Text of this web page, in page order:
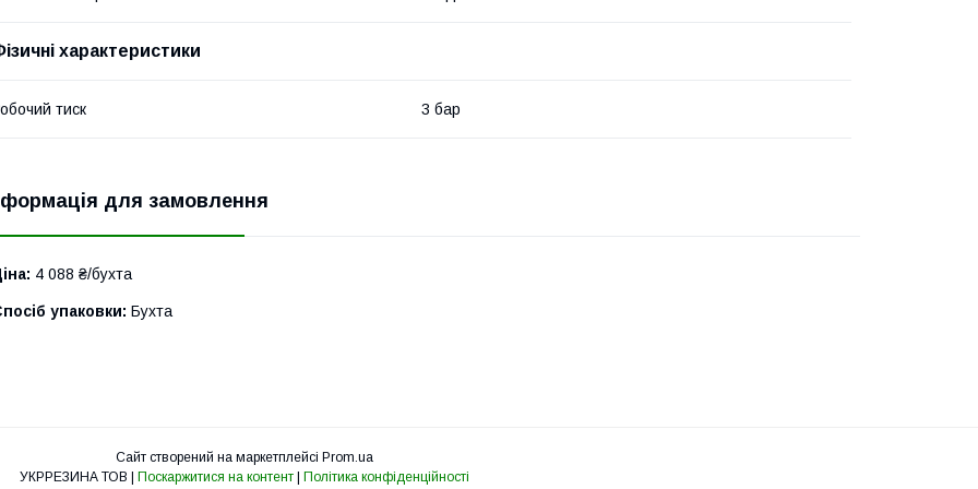
характеристики
тиск 3 бар
для замовлення
4 088 ₴/бухта
упаковки: Бухта
Сайт створений на маркетплейсі Prom.ua
УКРРЕЗИНА ТОВ | Поскаржитися на контент | Політика конфіденційності